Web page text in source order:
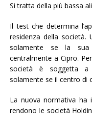
Si tratta della più bassa
Il test che determina
residenza della società.
solamente se la
centralmente a Cipro.
società è soggetta a
solamente se il centro di
La nuova normativa ha
rendono le società